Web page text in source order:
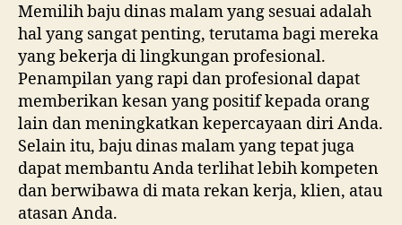
Memilih baju dinas malam yang sesuai adalah
hal yang sangat penting, terutama bagi mereka
yang bekerja di lingkungan profesional.
Penampilan yang rapi dan profesional dapat
memberikan kesan yang positif kepada orang
lain dan meningkatkan kepercayaan diri Anda.
Selain itu, baju dinas malam yang tepat juga
dapat membantu Anda terlihat lebih kompeten
dan berwibawa di mata rekan kerja, klien, atau
atasan Anda.